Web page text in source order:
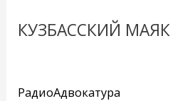
КУЗБАССКИЙ МАЯК
РадиоАдвокатура